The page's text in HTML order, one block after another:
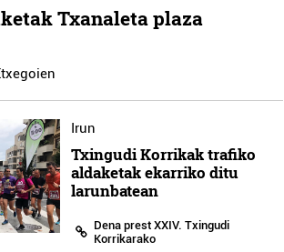
Txanaleta plaza
Irun
Txingudi Korrikak trafiko
aldaketak ekarriko ditu
larunbatean
Dena prest XXIV. Txingudi
Korrikarako